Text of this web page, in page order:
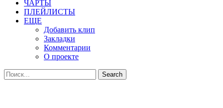
ЧАРТЫ
ПЛЕЙЛИСТЫ
ЕЩЕ
Добавить клип
Закладки
Комментарии
О проекте